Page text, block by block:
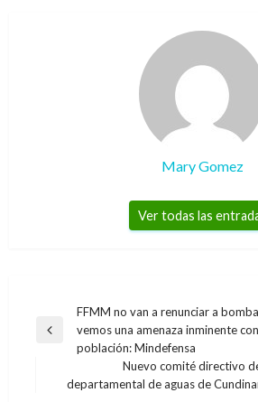
Mary Gomez
Ver todas las
Navegación
de
Entrada
anterior
FFMM no van a renunciar a
vemos una amenaza inminente
población: Mindefensa
Entrada
Nuevo comité directivo
departamental de aguas de